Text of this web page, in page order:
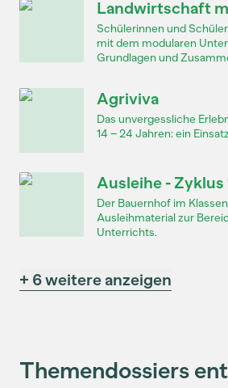
Landwirtschaft
Schülerinnen und
mit dem modularen
Grundlagen und
Agriviva
Das unvergessliche
14 – 24 Jahren: ein
Ausleihe - Zyklus
Der Bauernhof im
Ausleihmaterial zur
Unterrichts.
+ 6 weitere anzeigen
Themendossiers